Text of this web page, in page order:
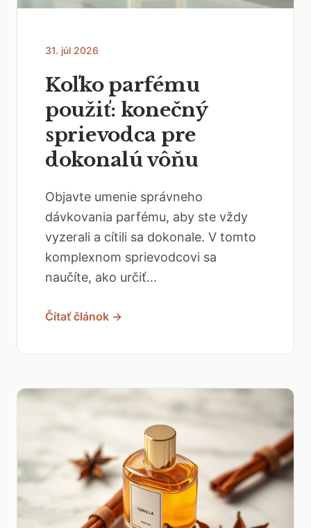
31. júl 2026
Koľko parfému
použiť: konečný
sprievodca pre
dokonalú vôňu
Objavte umenie správneho
dávkovania parfému, aby ste vždy
vyzerali a cítili sa dokonale. V tomto
komplexnom sprievodcovi sa
naučíte, ako určiť...
Čítať článok →